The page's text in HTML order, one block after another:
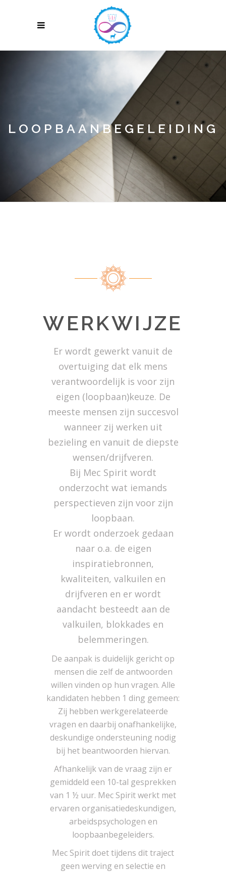
LOOPBAANBEGELEIDING
WERKWIJZE
Er wordt gewerkt vanuit de
overtuiging dat elk mens
verantwoordelijk is voor zijn
eigen (loopbaan)keuze. De
meeste mensen zijn succesvol
wanneer zij werken uit
bezieling en vanuit de diepste
wensen/drijfveren.
Bij Mec Spirit wordt
onderzocht wat iemands
perspectieven zijn voor zijn
loopbaan.
Er wordt onderzoek gedaan
naar o.a. de eigen
inspiratiebronnen,
kwaliteiten, valkuilen en
drijfveren en er wordt
aandacht besteedt aan de
valkuilen, blokkades en
belemmeringen.
De aanpak is duidelijk gericht op
mensen die zelf de antwoorden
willen vinden op hun vragen. Alle
kandidaten hebben 1 ding gemeen:
Zij hebben werkgerelateerde
vragen en daarbij onafhankelijke,
deskundige ondersteuning nodig
bij het beantwoorden hiervan.
Afhankelijk van de vraag zijn er
gemiddeld een 10-tal gesprekken
van 1 ½ uur. Mec Spirit werkt met
ervaren organisatiedeskundigen,
arbeidspsychologen en
loopbaanbegeleiders.
Mec Spirit doet tijdens dit traject
geen werving en selectie en